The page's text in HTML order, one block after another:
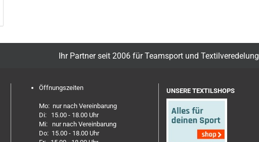
Ihr Partner seit 2006 für Teamsport und Textilveredelung
Öffnungszeiten
Mo: nur nach Vereinbarung
Di: 15.00 - 18.00 Uhr
Mi: nur nach Vereinbarung
Do: 15.00 - 18.00 Uhr
UNSERE TEXTILSHOPS